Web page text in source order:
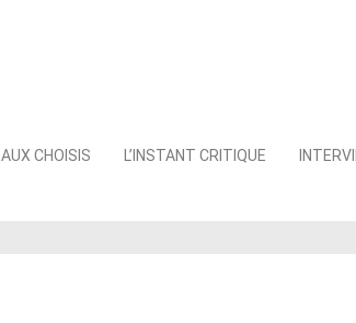
CHOISIS L’INSTANT CRITIQUE